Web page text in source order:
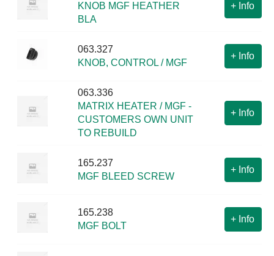
KNOB MGF HEATHER
BLA
+ Info
063.327
KNOB, CONTROL / MGF
+ Info
063.336
MATRIX HEATER / MGF -
CUSTOMERS OWN UNIT
TO REBUILD
+ Info
165.237
MGF BLEED SCREW
+ Info
165.238
MGF BOLT
+ Info